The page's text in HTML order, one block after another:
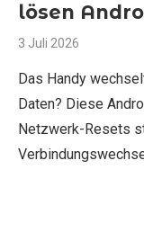
lösen
3 Juli 2026
Das Handy
Daten? Diese
Netzwerk-Resets